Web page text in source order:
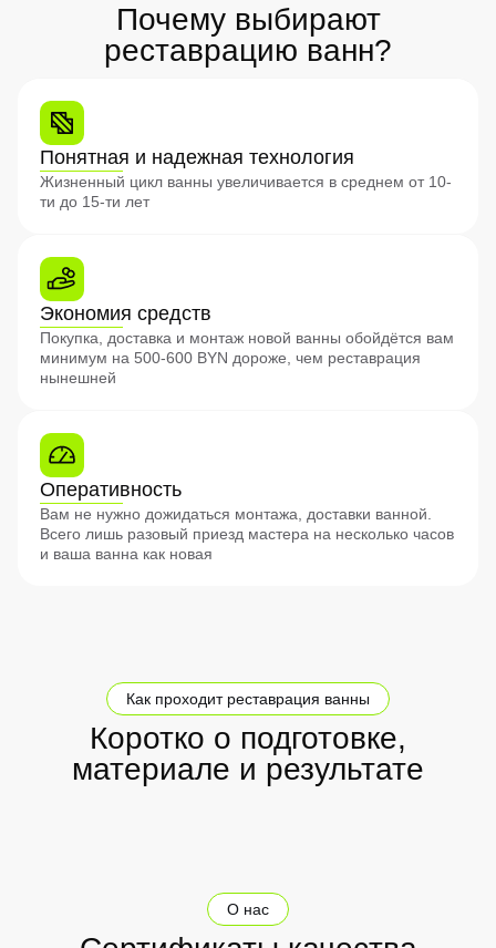
Почему выбирают
реставрацию ванн?
Понятная и надежная технология
Жизненный цикл ванны увеличивается в среднем от 10-
ти до 15-ти лет
Экономия средств
Покупка, доставка и монтаж новой ванны обойдётся вам
минимум на 500-600 BYN дороже, чем реставрация
нынешней
Оперативность
Вам не нужно дожидаться монтажа, доставки ванной.
Всего лишь разовый приезд мастера на несколько часов
и ваша ванна как новая
Как проходит реставрация ванны
Коротко о подготовке,
материале и результате
О нас